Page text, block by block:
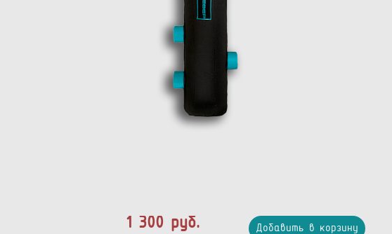
1 300 руб. Добавить в корзину